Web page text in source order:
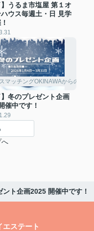
】うるま市塩屋 第１オ
ウス毎週土・日 見学
マッチングOKINAWAからのお知
】冬のプレゼント企画
催中です！
へ
ント企画2025 開催中です！
ステート